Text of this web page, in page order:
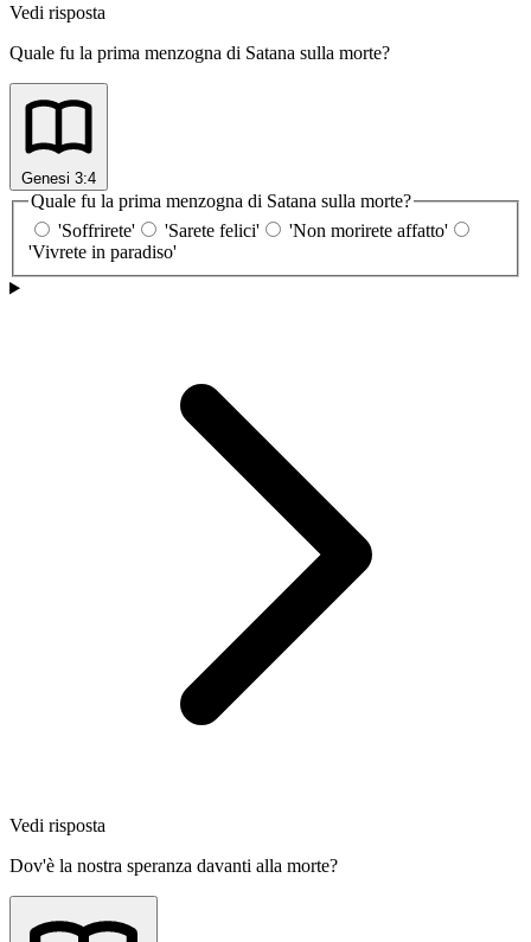
Vedi risposta
Quale fu la prima menzogna di Satana sulla morte?
Genesi 3:4
Quale fu la prima menzogna di Satana sulla morte?
'Soffrirete'
'Sarete felici'
'Non morirete affatto'
'Vivrete in paradiso'
Vedi risposta
Dov'è la nostra speranza davanti alla morte?